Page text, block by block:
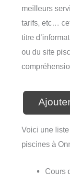
meilleurs
tarifs, etc…
titre
ou du site
Voici une
piscines à
Cours